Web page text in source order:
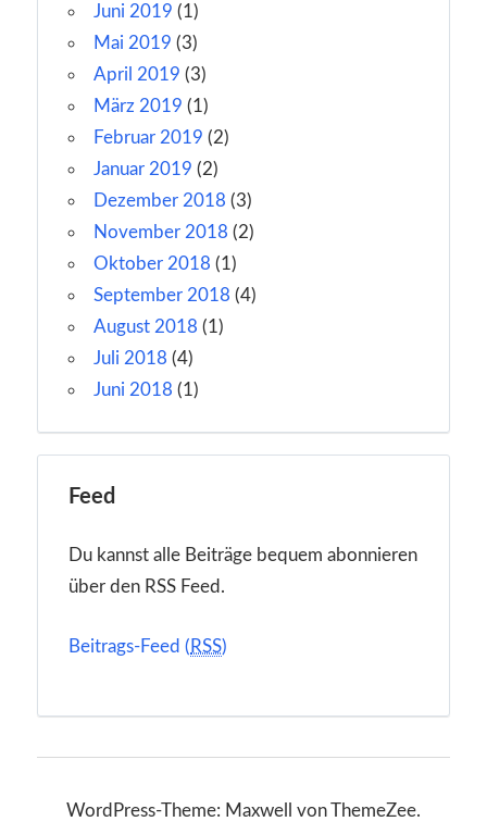
Juni 2019 (1)
Mai 2019 (3)
April 2019 (3)
März 2019 (1)
Februar 2019 (2)
Januar 2019 (2)
Dezember 2018 (3)
November 2018 (2)
Oktober 2018 (1)
September 2018 (4)
August 2018 (1)
Juli 2018 (4)
Juni 2018 (1)
Feed
Du kannst alle Beiträge bequem abonnieren
über den RSS Feed.
Beitrags-Feed ( RSS)
WordPress-Theme: Maxwell von ThemeZee.